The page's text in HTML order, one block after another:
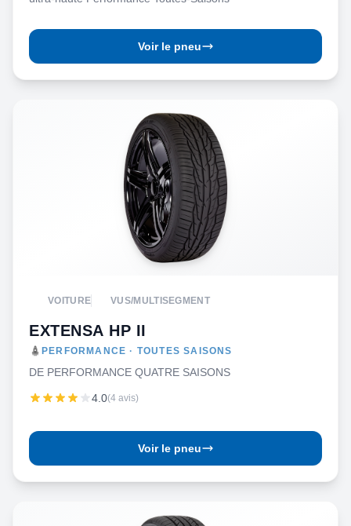
Voir le pneu
VOITURE VUS/MULTISEGMENT
EXTENSA HP II
PERFORMANCE · TOUTES SAISONS
DE PERFORMANCE QUATRE SAISONS
4.0(4 avis)
Voir le pneu